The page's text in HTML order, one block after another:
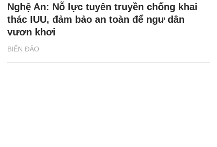
BIỂN ĐẢO
Nghệ An: Nỗ lực tuyên truyền chống khai
thác IUU, đảm bảo an toàn để ngư dân
vươn khơi